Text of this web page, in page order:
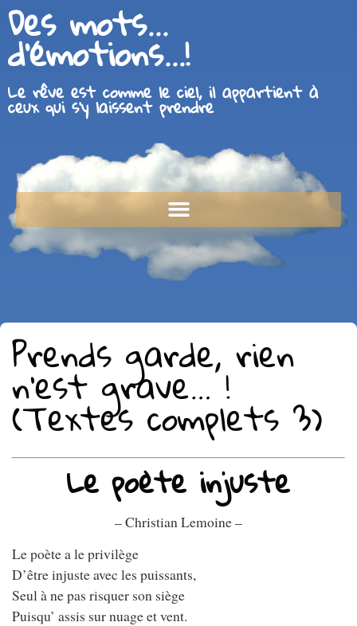
Des mots...
d'émotions...!
Le rêve est comme le ciel, il appartient à
ceux qui s'y laissent prendre
Prends garde, rien
n’est grave… !
(Textes complets 3)
Le poète injuste
– Christian Lemoine –
Le poète a le privilège
D’être injuste avec les puissants,
Seul à ne pas risquer son siège
Puisqu’ assis sur nuage et vent.